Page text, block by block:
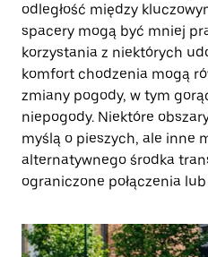
odległość między
spacery mogą być mniej
korzystania z niektórych
komfort chodzenia mogą
zmiany pogody, w tym
niepogody. Niektóre
myślą o pieszych, ale inne
alternatywnego środka
ograniczone połączenia